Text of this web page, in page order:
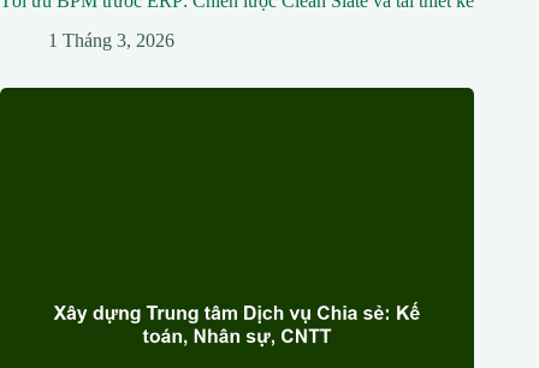
1 Tháng 3, 2026